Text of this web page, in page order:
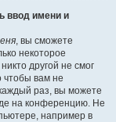
ввод имени и
, вы сможете
некоторое
другой не смог
чтобы вам не
раз, вы можете
на конференцию. Не
например в